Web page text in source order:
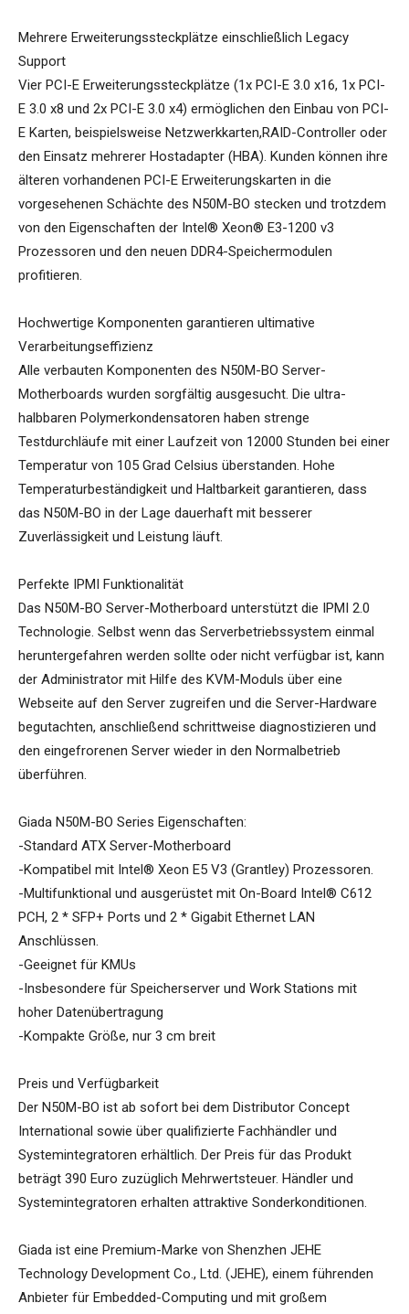
Mehrere Erweiterungssteckplätze einschließlich Legacy
Support
Vier PCI-E Erweiterungssteckplätze (1x PCI-E 3.0 x16, 1x PCI-
E 3.0 x8 und 2x PCI-E 3.0 x4) ermöglichen den Einbau von PCI-
E Karten, beispielsweise Netzwerkkarten,RAID-Controller oder
den Einsatz mehrerer Hostadapter (HBA). Kunden können ihre
älteren vorhandenen PCI-E Erweiterungskarten in die
vorgesehenen Schächte des N50M-BO stecken und trotzdem
von den Eigenschaften der Intel® Xeon® E3-1200 v3
Prozessoren und den neuen DDR4-Speichermodulen
profitieren.
Hochwertige Komponenten garantieren ultimative
Verarbeitungseffizienz
Alle verbauten Komponenten des N50M-BO Server-
Motherboards wurden sorgfältig ausgesucht. Die ultra-
halbbaren Polymerkondensatoren haben strenge
Testdurchläufe mit einer Laufzeit von 12000 Stunden bei einer
Temperatur von 105 Grad Celsius überstanden. Hohe
Temperaturbeständigkeit und Haltbarkeit garantieren, dass
das N50M-BO in der Lage dauerhaft mit besserer
Zuverlässigkeit und Leistung läuft.
Perfekte IPMI Funktionalität
Das N50M-BO Server-Motherboard unterstützt die IPMI 2.0
Technologie. Selbst wenn das Serverbetriebssystem einmal
heruntergefahren werden sollte oder nicht verfügbar ist, kann
der Administrator mit Hilfe des KVM-Moduls über eine
Webseite auf den Server zugreifen und die Server-Hardware
begutachten, anschließend schrittweise diagnostizieren und
den eingefrorenen Server wieder in den Normalbetrieb
überführen.
Giada N50M-BO Series Eigenschaften:
-Standard ATX Server-Motherboard
-Kompatibel mit Intel® Xeon E5 V3 (Grantley) Prozessoren.
-Multifunktional und ausgerüstet mit On-Board Intel® C612
PCH, 2 * SFP+ Ports und 2 * Gigabit Ethernet LAN
Anschlüssen.
-Geeignet für KMUs
-Insbesondere für Speicherserver und Work Stations mit
hoher Datenübertragung
-Kompakte Größe, nur 3 cm breit
Preis und Verfügbarkeit
Der N50M-BO ist ab sofort bei dem Distributor Concept
International sowie über qualifizierte Fachhändler und
Systemintegratoren erhältlich. Der Preis für das Produkt
beträgt 390 Euro zuzüglich Mehrwertsteuer. Händler und
Systemintegratoren erhalten attraktive Sonderkonditionen.
Giada ist eine Premium-Marke von Shenzhen JEHE
Technology Development Co., Ltd. (JEHE), einem führenden
Anbieter für Embedded-Computing und mit großem